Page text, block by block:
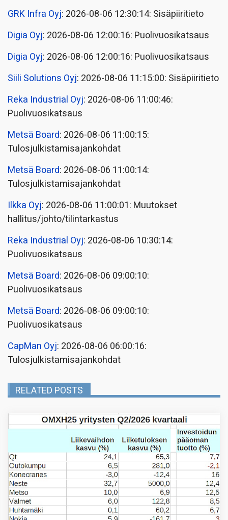
GRK Infra Oyj: 2026-08-06 12:30:14: Sisäpiiritieto
Digia Oyj: 2026-08-06 12:00:16: Puolivuosikatsaus
Digia Oyj: 2026-08-06 12:00:16: Puolivuosikatsaus
Siili Solutions Oyj: 2026-08-06 11:15:00: Sisäpiiritieto
Reka Industrial Oyj: 2026-08-06 11:00:46:
Puolivuosikatsaus
Metsä Board: 2026-08-06 11:00:15:
Tulosjulkistamisajankohdat
Metsä Board: 2026-08-06 11:00:14:
Tulosjulkistamisajankohdat
Ilkka Oyj: 2026-08-06 11:00:01: Muutokset
hallitus/johto/tilintarkastus
Reka Industrial Oyj: 2026-08-06 10:30:14:
Puolivuosikatsaus
Metsä Board: 2026-08-06 09:00:10:
Puolivuosikatsaus
Metsä Board: 2026-08-06 09:00:10:
Puolivuosikatsaus
CapMan Oyj: 2026-08-06 06:00:16:
Tulosjulkistamisajankohdat
RELATED POSTS